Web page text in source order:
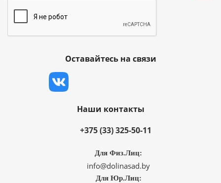
Оставайтесь на связи
Наши контакты
+375 (33) 325-50-11
Для Физ.Лиц:
info@dolinasad.by
Для Юр.Лиц: